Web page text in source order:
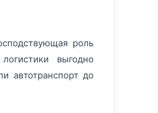
роль
выгодно
автотранспорт до